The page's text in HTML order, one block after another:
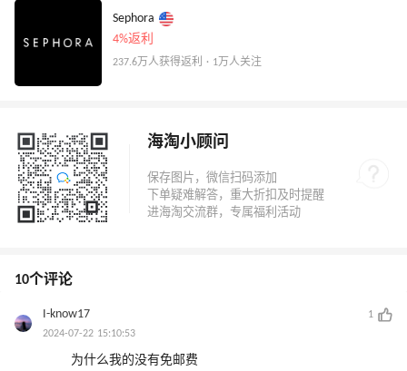
Sephora
4%返利
237.6万人获得返利 · 1万人关注
海淘小顾问
10个评论
I-know17
1
2024-07-22 15:10:53
为什么我的没有免邮费